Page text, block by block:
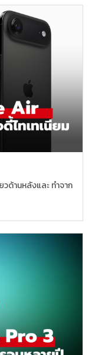
ด้านหลังและ ทำจาก